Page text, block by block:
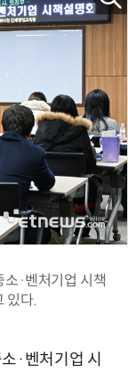
·벤처기업 시책
있다.
·벤처기업 시